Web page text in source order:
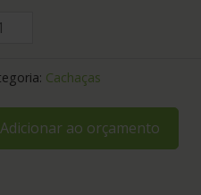
Cachaças
Adicionar ao orçamento